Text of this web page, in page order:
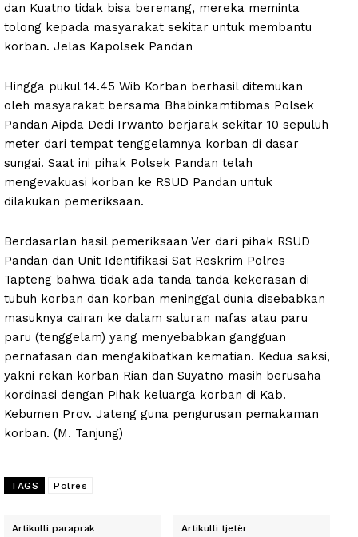
dan Kuatno tidak bisa berenang, mereka meminta
tolong kepada masyarakat sekitar untuk membantu
korban. Jelas Kapolsek Pandan
Hingga pukul 14.45 Wib Korban berhasil ditemukan
oleh masyarakat bersama Bhabinkamtibmas Polsek
Pandan Aipda Dedi Irwanto berjarak sekitar 10 sepuluh
meter dari tempat tenggelamnya korban di dasar
sungai. Saat ini pihak Polsek Pandan telah
mengevakuasi korban ke RSUD Pandan untuk
dilakukan pemeriksaan.
Berdasarlan hasil pemeriksaan Ver dari pihak RSUD
Pandan dan Unit Identifikasi Sat Reskrim Polres
Tapteng bahwa tidak ada tanda tanda kekerasan di
tubuh korban dan korban meninggal dunia disebabkan
masuknya cairan ke dalam saluran nafas atau paru
paru (tenggelam) yang menyebabkan gangguan
pernafasan dan mengakibatkan kematian. Kedua saksi,
yakni rekan korban Rian dan Suyatno masih berusaha
kordinasi dengan Pihak keluarga korban di Kab.
Kebumen Prov. Jateng guna pengurusan pemakaman
korban. (M. Tanjung)
TAGS Polres
Artikulli paraprak Artikulli tjetër